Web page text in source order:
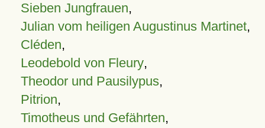
Sieben Jungfrauen,
Julian vom heiligen Augustinus Martinet,
Cléden,
Leodebold von Fleury,
Theodor und Pausilypus,
Pitrion,
Timotheus und Gefährten,